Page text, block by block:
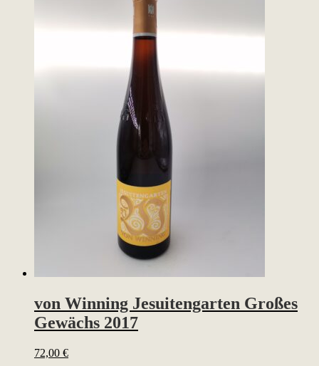
von Winning Jesuitengarten Großes
Gewächs 2017
72,00 €